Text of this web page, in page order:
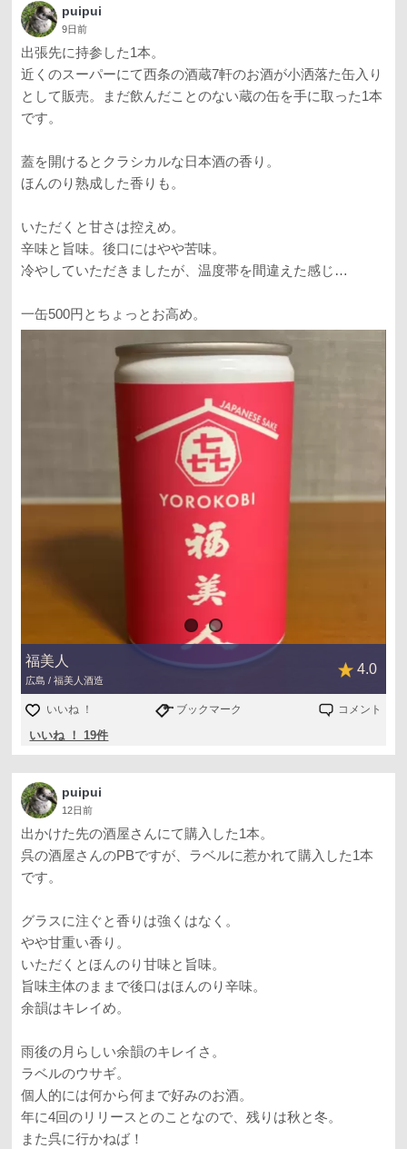
puipui
9日前
出張先に持参した1本。
近くのスーパーにて西条の酒蔵7軒のお酒が小洒落た缶入り
として販売。まだ飲んだことのない蔵の缶を手に取った1本
です。
蓋を開けるとクラシカルな日本酒の香り。
ほんのり熟成した香りも。
いただくと甘さは控えめ。
辛味と旨味。後口にはやや苦味。
冷やしていただきましたが、温度帯を間違えた感じ…
一缶500円とちょっとお高め。
福美人
広島 / 福美人酒造
4.0
いいね ！ ブックマーク コメント
いいね ！ 19件
puipui
12日前
出かけた先の酒屋さんにて購入した1本。
呉の酒屋さんのPBですが、ラベルに惹かれて購入した1本
です。
グラスに注ぐと香りは強くはなく。
やや甘重い香り。
いただくとほんのり甘味と旨味。
旨味主体のままで後口はほんのり辛味。
余韻はキレイめ。
雨後の月らしい余韻のキレイさ。
ラベルのウサギ。
個人的には何から何まで好みのお酒。
年に4回のリリースとのことなので、残りは秋と冬。
また呉に行かねば！